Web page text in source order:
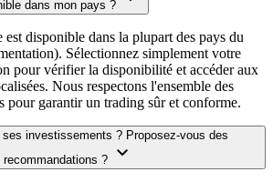
dans mon pays ?
disponible dans la plupart des pays du
Sélectionnez simplement votre
pour vérifier la disponibilité et accéder aux
Nous respectons l'ensemble des
pour garantir un trading sûr et conforme.
investissements ? Proposez-vous des
recommandations ?